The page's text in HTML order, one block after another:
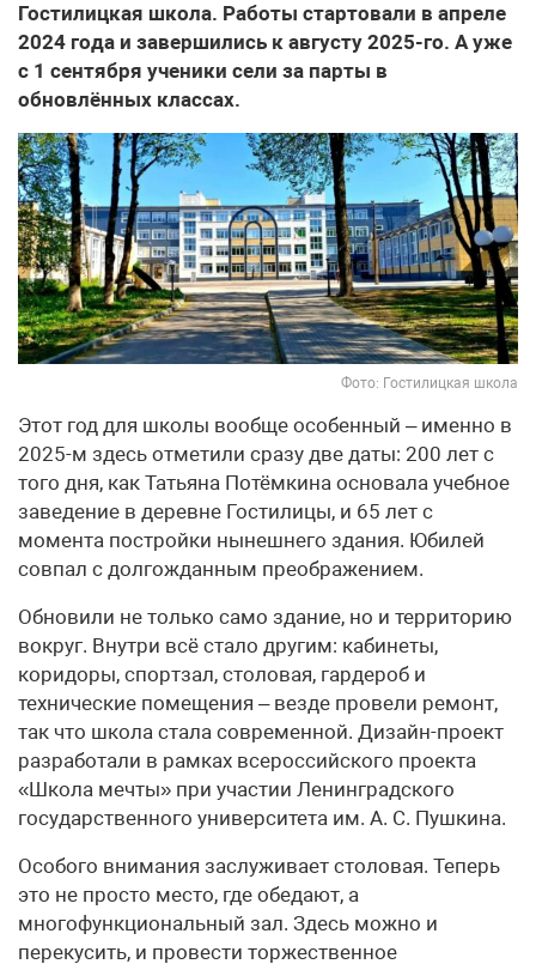
Гостилицкая школа. Работы стартовали в апреле
2024 года и завершились к августу 2025-го. А уже
с 1 сентября ученики сели за парты в
обновлённых классах.
Фото: Гостилицкая школа
Этот год для школы вообще особенный – именно в
2025-м здесь отметили сразу две даты: 200 лет с
того дня, как Татьяна Потёмкина основала учебное
заведение в деревне Гостилицы, и 65 лет с
момента постройки нынешнего здания. Юбилей
совпал с долгожданным преображением.
Обновили не только само здание, но и территорию
вокруг. Внутри всё стало другим: кабинеты,
коридоры, спортзал, столовая, гардероб и
технические помещения – везде провели ремонт,
так что школа стала современной. Дизайн-проект
разработали в рамках всероссийского проекта
«Школа мечты» при участии Ленинградского
государственного университета им. А. С. Пушкина.
Особого внимания заслуживает столовая. Теперь
это не просто место, где обедают, а
многофункциональный зал. Здесь можно и
перекусить, и провести торжественное